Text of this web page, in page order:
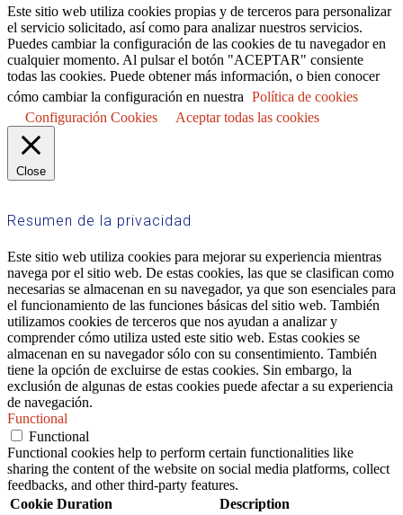
Este sitio web utiliza cookies propias y de terceros para personalizar
el servicio solicitado, así como para analizar nuestros servicios.
Puedes cambiar la configuración de las cookies de tu navegador en
cualquier momento. Al pulsar el botón "ACEPTAR" consiente
todas las cookies. Puede obtener más información, o bien conocer
cómo cambiar la configuración en nuestra Política de cookies
Configuración Cookies
Aceptar todas las cookies
Close
Resumen de la privacidad
Este sitio web utiliza cookies para mejorar su experiencia mientras
navega por el sitio web. De estas cookies, las que se clasifican como
necesarias se almacenan en su navegador, ya que son esenciales para
el funcionamiento de las funciones básicas del sitio web. También
utilizamos cookies de terceros que nos ayudan a analizar y
comprender cómo utiliza usted este sitio web. Estas cookies se
almacenan en su navegador sólo con su consentimiento. También
tiene la opción de excluirse de estas cookies. Sin embargo, la
exclusión de algunas de estas cookies puede afectar a su experiencia
de navegación.
Functional
Functional
Functional cookies help to perform certain functionalities like
sharing the content of the website on social media platforms, collect
feedbacks, and other third-party features.
Cookie Duration Description